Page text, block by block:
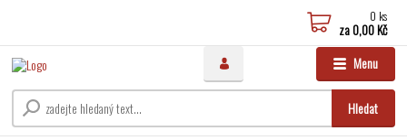
Menu
Hledat
0 ks
za0,00 Kč